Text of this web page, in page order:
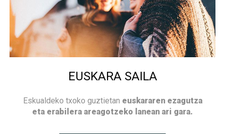
EUSKARA SAILA
Eskualdeko txoko guztietan euskararen ezagutza
eta erabilera areagotzeko lanean ari gara.